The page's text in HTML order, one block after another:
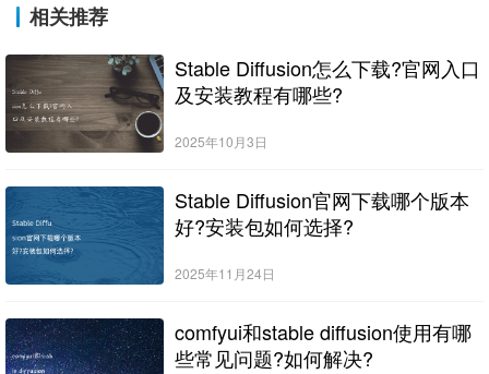
相关推荐
Stable Diffusion怎么下载?官网入口
及安装教程有哪些?
2025年10月3日
Stable Diffusion官网下载哪个版本
好?安装包如何选择?
2025年11月24日
comfyui和stable diffusion使用有哪
些常见问题?如何解决?